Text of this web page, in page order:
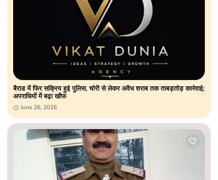
बैराड में फिर सक्रिय हुई पुलिस, चोरी से लेकर अवैध शराब तक ताबड़तोड़ कार्रवाई;
अपराधियों में बढ़ा खौफ
June 26, 2026